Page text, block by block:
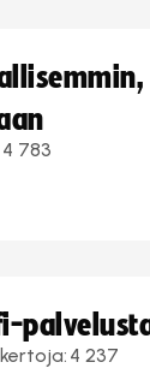
4 783
4 237